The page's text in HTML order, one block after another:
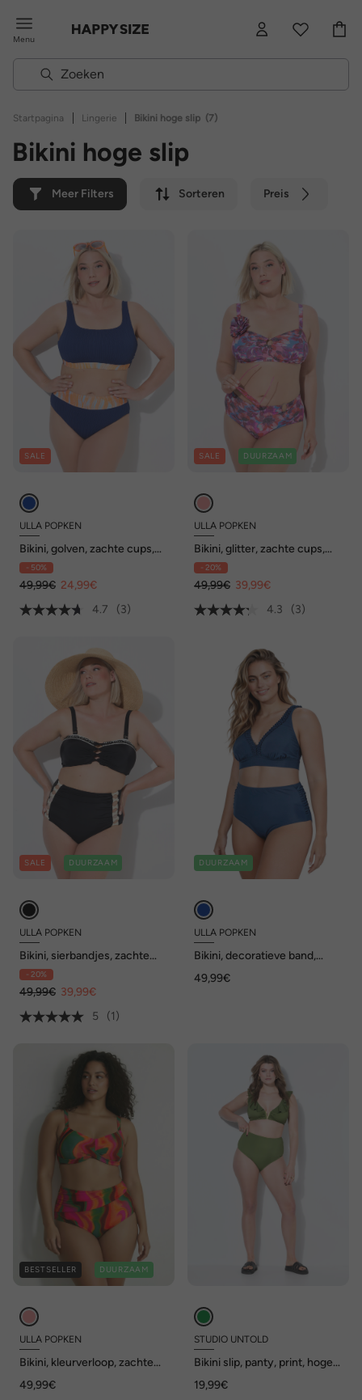
Menu
Startpagina | Lingerie | Bikini hoge slip (7)
Bikini hoge slip
Meer Filters Sorteren Preis
SALE
ULLA POPKEN
Bikini, golven, zachte cups,
verstelbare bandjes, hoge
taille
- 50%
49,99€ 24,99€
4.7
(3)
SALE DUURZAAM
ULLA POPKEN
Bikini, glitter, zachte cups,
verstelbare bandjes,
gerecycled
- 20%
49,99€ 39,99€
4.3
(3)
SALE DUURZAAM
ULLA POPKEN
Bikini, sierbandjes, zachte
cups, verstelbare bandjes,
hoge taille
- 20%
49,99€ 39,99€
5
(1)
DUURZAAM
ULLA POPKEN
Bikini, decoratieve band,
bandjes
49,99€
BESTSELLER DUURZAAM
ULLA POPKEN
Bikini, kleurverloop, zachte
gerecycled
49,99€
STUDIO UNTOLD
Bikini slip, panty, print, hoge
19,99€